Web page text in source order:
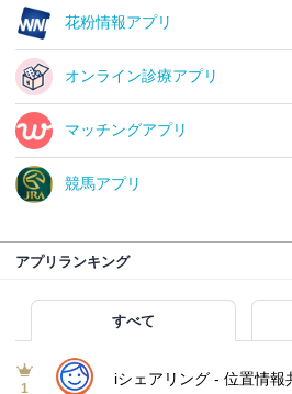
花粉情報アプリ
オンライン診療アプリ
マッチングアプリ
競馬アプリ
アプリランキング
すべて
1
iシェアリング - 位置情報